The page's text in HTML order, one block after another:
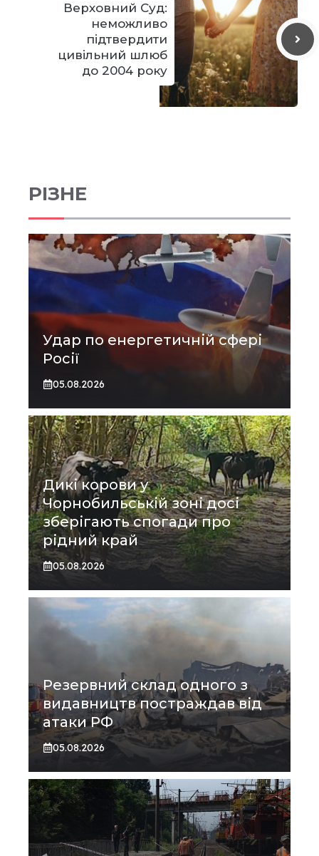
Верховний Суд:
неможливо
підтвердити
цивільний шлюб
до 2004 року
РІЗНЕ
Удар по енергетичній сфері
Росії
05.08.2026
Дикі корови у
Чорнобильській зоні досі
зберігають спогади про
рідний край
05.08.2026
Резервний склад одного з
видавництв постраждав від
атаки РФ
05.08.2026